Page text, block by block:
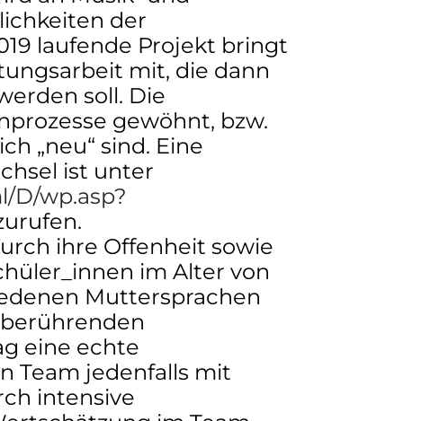
der
laufende Projekt bringt
mit, die dann
soll. Die
gewöhnt, bzw.
„neu“ sind. Eine
ist unter
D/wp.asp?
ihre Offenheit sowie
im Alter von
Muttersprachen
eine echte
Team jedenfalls mit
intensive